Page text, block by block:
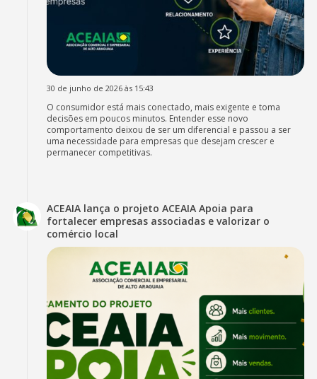
30 de junho de 2026 às 15:43
O consumidor está mais conectado, mais exigente e toma
decisões em poucos minutos. Entender esse novo
comportamento deixou de ser um diferencial e passou a ser
uma necessidade para empresas que desejam crescer e
permanecer competitivas.
ACEAIA lança o projeto ACEAIA Apoia para
fortalecer empresas associadas e valorizar o
comércio local